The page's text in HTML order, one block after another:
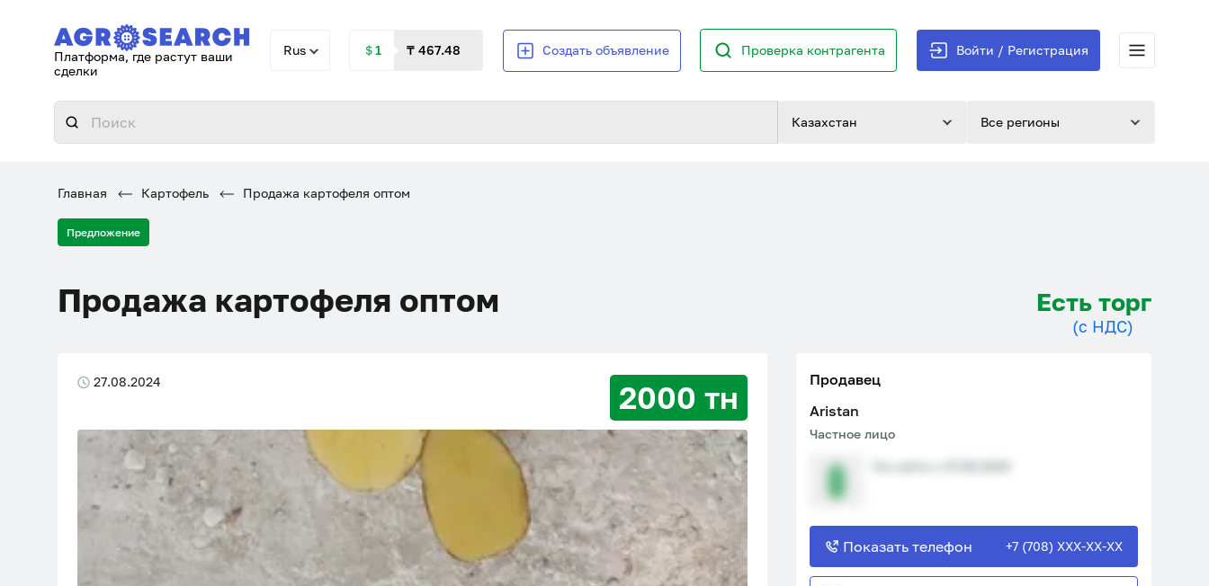
Платформа, где растут ваши
сделки
Rus ＄1 ₸ 467.48 Создать объявление Проверка контрагента Войти / Регистрация
Казахстан Все регионы
Главная Картофель Продажа картофеля оптом
Предложение
Продажа картофеля оптом Есть торг
(с НДС)
27.08.2024 2000 тн
Продавец
Аristan
Частное лицо
Показать телефон +7 (708) XXX-XX-XX